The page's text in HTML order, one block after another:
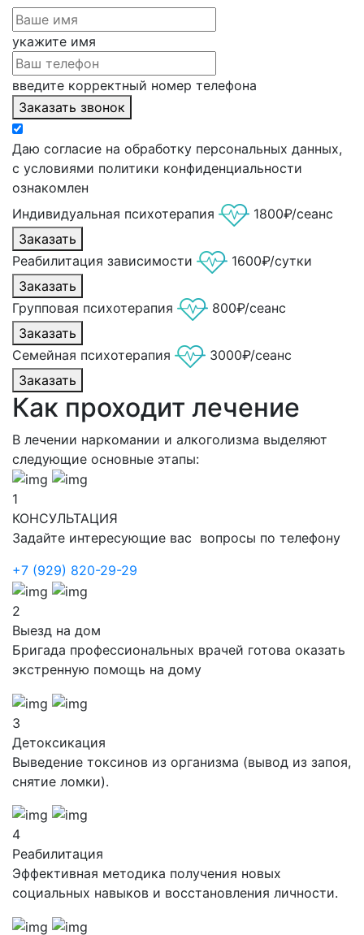
укажите имя
введите корректный номер телефона
Заказать звонок
Даю согласие на обработку персональных данных,
с условиями политики конфиденциальности
ознакомлен
Индивидуальная психотерапия
1800₽/сеанс
Заказать
Реабилитация зависимости
1600₽/сутки
Заказать
Групповая психотерапия
800₽/сеанс
Заказать
Семейная психотерапия
3000₽/сеанс
Заказать
Как проходит лечение
В лечении наркомании и алкоголизма выделяют
следующие основные этапы:
1
КОНСУЛЬТАЦИЯ
Задайте интересующие вас вопросы по телефону
+7 (929) 820-29-29
2
Выезд на дом
Бригада профессиональных врачей готова оказать
экстренную помощь на дому
3
Детоксикация
Выведение токсинов из организма (вывод из запоя,
снятие ломки).
4
Реабилитация
Эффективная методика получения новых
социальных навыков и восстановления личности.